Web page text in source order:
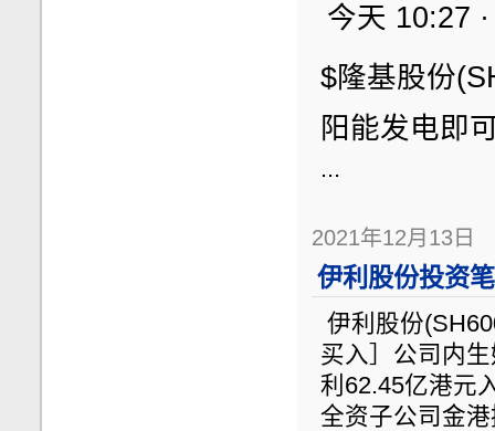
今天 10:27
$隆基股份
阳能发电即
...
2021年12月13日
伊利股份投资
伊利股份
买入］公司内
利62.45亿港元
全资子公司金